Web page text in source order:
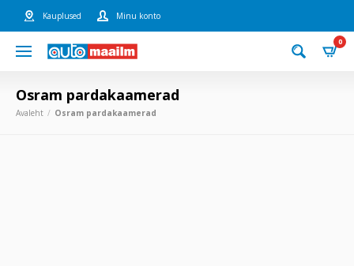
Kauplused Minu konto
0
Osram pardakaamerad
Avaleht Osram pardakaamerad